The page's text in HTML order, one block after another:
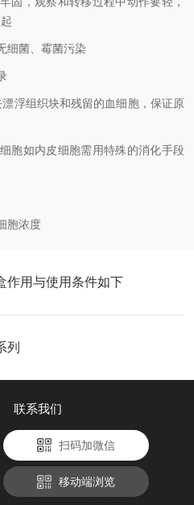
细菌、霉菌污染
漂浮组织块和残留的血细胞，保证原
胞如内皮细胞需用特殊的消化手段
胞浓度
作用与使用条件如下
列
联系我们
扫码加微信
移动端浏览